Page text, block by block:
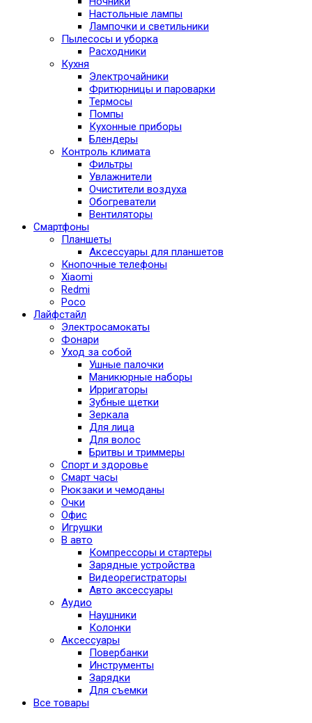
Настольные лампы
Лампочки и светильники
Пылесосы и уборка
Расходники
Кухня
Электрочайники
Фритюрницы и пароварки
Термосы
Помпы
Кухонные приборы
Блендеры
Контроль климата
Фильтры
Увлажнители
Очистители воздуха
Обогреватели
Вентиляторы
Смартфоны
Планшеты
Аксессуары для планшетов
Кнопочные телефоны
Xiaomi
Redmi
Poco
Лайфстайл
Электросамокаты
Фонари
Уход за собой
Ушные палочки
Маникюрные наборы
Ирригаторы
Зубные щетки
Зеркала
Для лица
Для волос
Бритвы и триммеры
Спорт и здоровье
Смарт часы
Рюкзаки и чемоданы
Очки
Офис
Игрушки
В авто
Компрессоры и стартеры
Зарядные устройства
Видеорегистраторы
Авто аксессуары
Аудио
Наушники
Колонки
Аксессуары
Повербанки
Инструменты
Зарядки
Для съемки
Все товары